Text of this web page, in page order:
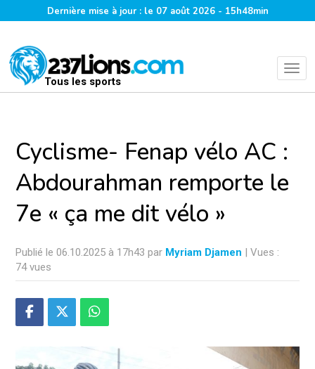
Dernière mise à jour : le 07 août 2026 - 15h48min
Tous les sports
Cyclisme- Fenap vélo AC :
Abdourahman remporte le
7e « ça me dit vélo »
Publié le 06.10.2025 à 17h43 par Myriam Djamen | Vues :
74 vues